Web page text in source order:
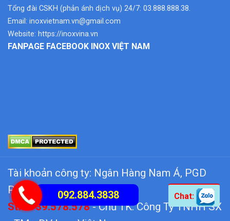
Tổng đài CSKH (phản ánh dịch vụ) 24/7: 03.888.888.38.
Email: inoxvietnam.vn@gmail.com
Website: https://inoxvina.vn
FANPAGE FACEBOOK INOX VIỆT NAM
Tài khoản công ty: Ngân Hàng Nam Á, PGD
Phú Hữu
Stk: 939.578.578- Chủ TK: Công Ty TNHH SX
092.884.3838 Chat: